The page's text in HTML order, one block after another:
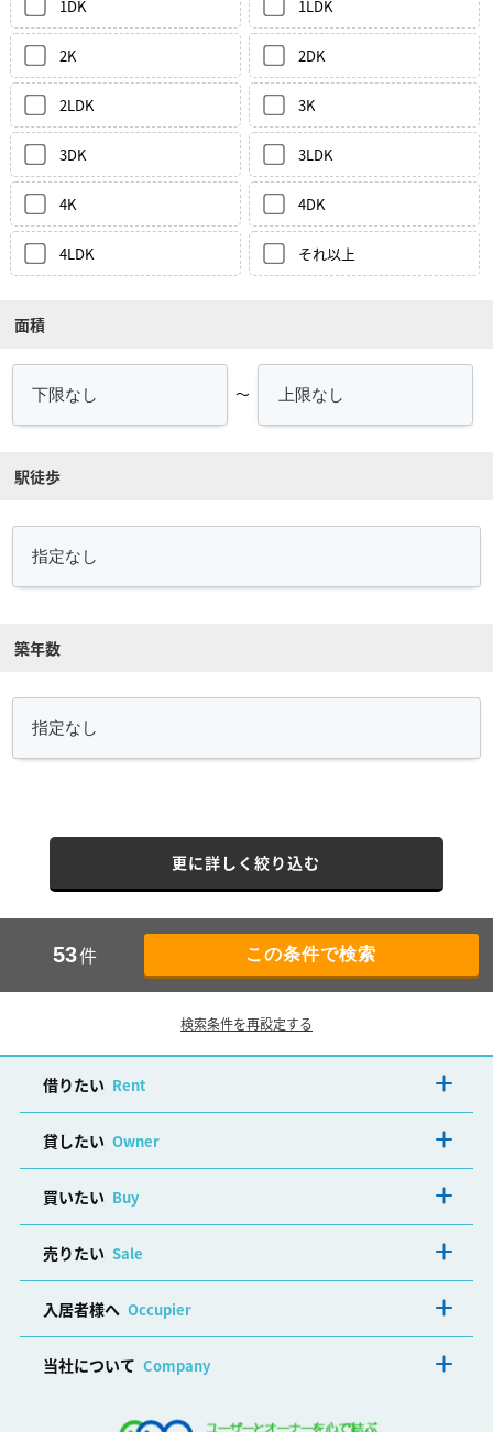
1DK 1LDK
2K 2DK
2LDK 3K
3DK 3LDK
4K 4DK
4LDK それ以上
面積
～
駅徒歩
築年数
更に詳しく絞り込む
53件
検索条件を再設定する
借りたい Rent
貸したい Owner
買いたい Buy
売りたい Sale
入居者様へ Occupier
当社について Company